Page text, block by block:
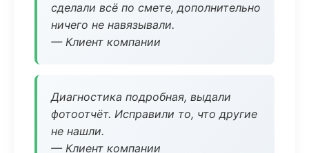
сделали всё по смете, дополнительно
ничего не навязывали.
— Клиент компании
Диагностика подробная, выдали
фотоотчёт. Исправили то, что другие
не нашли.
— Клиент компании